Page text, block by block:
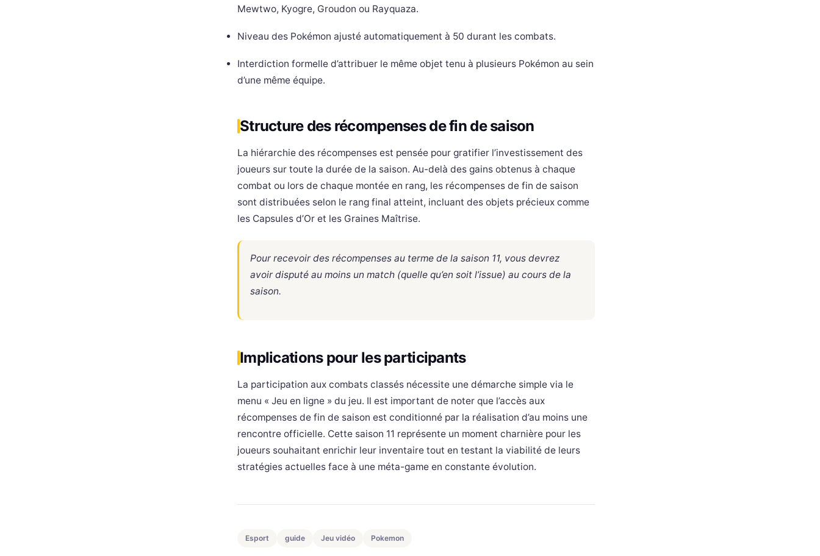
Mewtwo, Kyogre, Groudon ou Rayquaza.
Niveau des Pokémon ajusté automatiquement à 50 durant les combats.
Interdiction formelle d’attribuer le même objet tenu à plusieurs Pokémon au sein
d’une même équipe.
Structure des récompenses de fin de saison
La hiérarchie des récompenses est pensée pour gratifier l’investissement des
joueurs sur toute la durée de la saison. Au-delà des gains obtenus à chaque
combat ou lors de chaque montée en rang, les récompenses de fin de saison
sont distribuées selon le rang final atteint, incluant des objets précieux comme
les Capsules d’Or et les Graines Maîtrise.
Pour recevoir des récompenses au terme de la saison 11, vous devrez
avoir disputé au moins un match (quelle qu’en soit l’issue) au cours de la
saison.
Implications pour les participants
La participation aux combats classés nécessite une démarche simple via le
menu « Jeu en ligne » du jeu. Il est important de noter que l’accès aux
récompenses de fin de saison est conditionné par la réalisation d’au moins une
rencontre officielle. Cette saison 11 représente un moment charnière pour les
joueurs souhaitant enrichir leur inventaire tout en testant la viabilité de leurs
stratégies actuelles face à une méta-game en constante évolution.
Esport guide Jeu vidéo Pokemon